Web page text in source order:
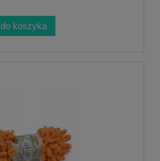
do koszyka